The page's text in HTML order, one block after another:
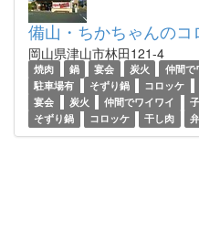
備山・ちかちゃんのコ
岡山県津山市林田121-4
焼肉 鍋 宴会 炭火 仲間で
駐車場有
そずり鍋 コロッケ
宴会
炭火 仲間でワイワイ
そずり鍋
コロッケ 干し肉